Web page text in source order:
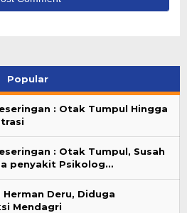
Popular
: Otak Tumpul Hingga
: Otak Tumpul, Susah
penyakit Psikolog…
Herman Deru, Diduga
Mendagri